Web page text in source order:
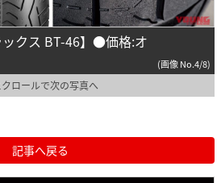
ックス BT-46】●価格:オ
(画像 No.4/8)
ロールで次の写真へ
記事へ戻る